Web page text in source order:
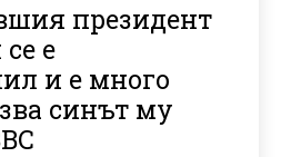
президент
е
и е много
синът му